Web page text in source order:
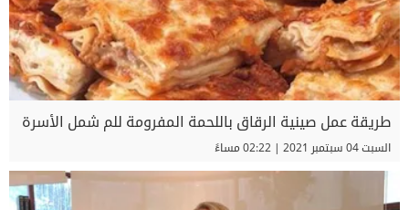
طريقة عمل صينية الرقاق باللحمة المفرومة للم شمل الأسرة
السبت 04 سبتمبر 2021 | 02:22 مساءً